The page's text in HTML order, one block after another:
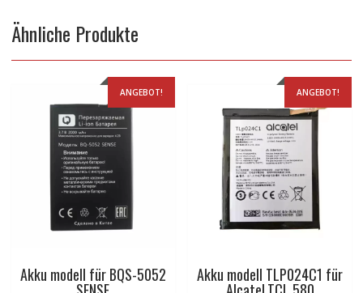
Ähnliche Produkte
ANGEBOT!
Akku modell für BQS-5052
ANGEBOT!
Akku modell TLP024C1 für